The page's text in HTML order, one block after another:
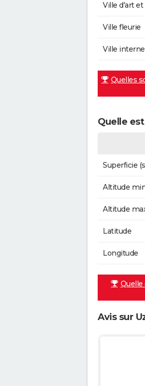
Ville d'art
Ville fleurie
Ville
Quelles
Quelle
Superficie
Altitude
Altitude
Latitude
Longitude
Quelle
Avis sur